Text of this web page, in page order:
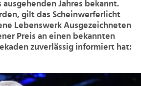
Jahres bekannt.
gilt das Scheinwerferlicht
Lebenswerk Ausgezeichneten
Preis an einen bekannten
zuverlässig informiert hat: